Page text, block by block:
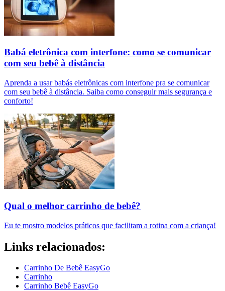
Babá eletrônica com interfone: como se comunicar
com seu bebê à distância
Aprenda a usar babás eletrônicas com interfone pra se comunicar
com seu bebê à distância. Saiba como conseguir mais segurança e
conforto!
Qual o melhor carrinho de bebê?
Eu te mostro modelos práticos que facilitam a rotina com a criança!
Links relacionados:
Carrinho De Bebê EasyGo
Carrinho
Carrinho Bebê EasyGo